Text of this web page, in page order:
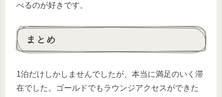
べるのが好きです。
まとめ
1泊だけしかしませんでしたが、本当に満足のいく滞
在でした。ゴールドでもラウンジアクセスができた